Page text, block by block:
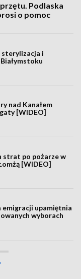
Podlaska
o pomoc
sterylizacja i
nad Kanałem
[WIDEO]
strat po pożarze w
[WIDEO]
emigracji upamiętnia
wyborach